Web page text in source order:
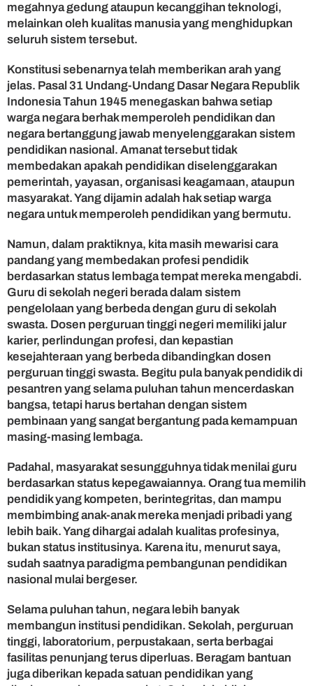
megahnya gedung ataupun kecanggihan teknologi,
melainkan oleh kualitas manusia yang menghidupkan
seluruh sistem tersebut.
Konstitusi sebenarnya telah memberikan arah yang
jelas. Pasal 31 Undang-Undang Dasar Negara Republik
Indonesia Tahun 1945 menegaskan bahwa setiap
warga negara berhak memperoleh pendidikan dan
negara bertanggung jawab menyelenggarakan sistem
pendidikan nasional. Amanat tersebut tidak
membedakan apakah pendidikan diselenggarakan
pemerintah, yayasan, organisasi keagamaan, ataupun
masyarakat. Yang dijamin adalah hak setiap warga
negara untuk memperoleh pendidikan yang bermutu.
Namun, dalam praktiknya, kita masih mewarisi cara
pandang yang membedakan profesi pendidik
berdasarkan status lembaga tempat mereka mengabdi.
Guru di sekolah negeri berada dalam sistem
pengelolaan yang berbeda dengan guru di sekolah
swasta. Dosen perguruan tinggi negeri memiliki jalur
karier, perlindungan profesi, dan kepastian
kesejahteraan yang berbeda dibandingkan dosen
perguruan tinggi swasta. Begitu pula banyak pendidik di
pesantren yang selama puluhan tahun mencerdaskan
bangsa, tetapi harus bertahan dengan sistem
pembinaan yang sangat bergantung pada kemampuan
masing-masing lembaga.
Padahal, masyarakat sesungguhnya tidak menilai guru
berdasarkan status kepegawaiannya. Orang tua memilih
pendidik yang kompeten, berintegritas, dan mampu
membimbing anak-anak mereka menjadi pribadi yang
lebih baik. Yang dihargai adalah kualitas profesinya,
bukan status institusinya. Karena itu, menurut saya,
sudah saatnya paradigma pembangunan pendidikan
nasional mulai bergeser.
Selama puluhan tahun, negara lebih banyak
membangun institusi pendidikan. Sekolah, perguruan
tinggi, laboratorium, perpustakaan, serta berbagai
fasilitas penunjang terus diperluas. Beragam bantuan
juga diberikan kepada satuan pendidikan yang